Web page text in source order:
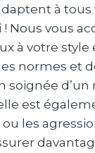
à tous
Nous vous
à votre style
normes et
soignée
est
les